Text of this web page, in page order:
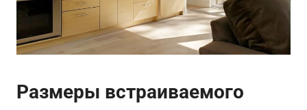
Размеры встраиваемого